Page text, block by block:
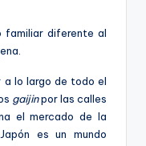
familiar diferente al
a lo largo de todo el
gaijinpor las calles
el mercado de la
es un mundo